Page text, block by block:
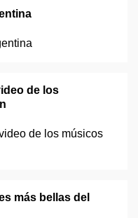
de los
más bellas del